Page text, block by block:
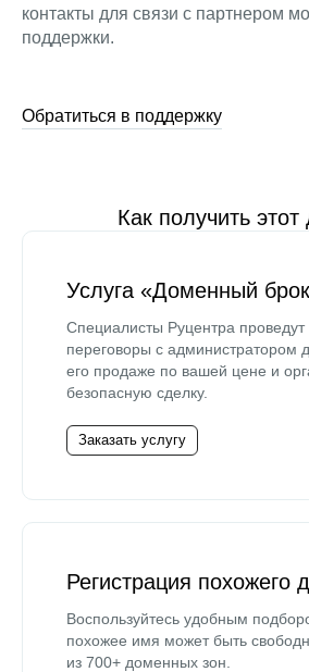
контакты для связи с партнером
поддержки.
Обратиться в поддержку
Как получить
Услуга «Доменный
Специалисты Руцентра проведут
переговоры с администратором
его продаже по вашей цене и
безопасную сделку.
Заказать услугу
Регистрация похожего
Воспользуйтесь удобным
похожее имя может быть
из 700+ доменных зон.